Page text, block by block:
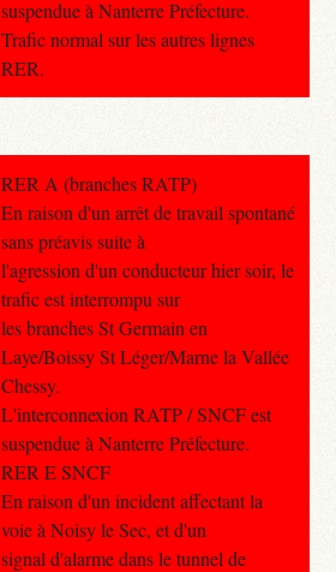
suspendue à Nanterre Préfecture.
Trafic normal sur les autres lignes
RER.
RER A (branches RATP)
En raison d'un arrêt de travail spontané
sans préavis suite à
l'agression d'un conducteur hier soir, le
trafic est interrompu sur
les branches St Germain en
Laye/Boissy St Léger/Marne la Vallée
Chessy.
L'interconnexion RATP / SNCF est
suspendue à Nanterre Préfecture.
RER E SNCF
En raison d'un incident affectant la
voie à Noisy le Sec, et d'un
signal d'alarme dans le tunnel de